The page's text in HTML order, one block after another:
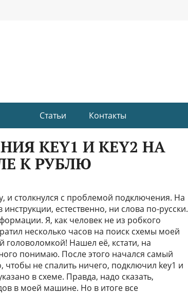
Статьи Контакты
KEY1 И KEY2 НА
К РУБЛЮ
и столкнулся с проблемой подключения. На
естественно, ни слова по-русски.
Я, как человек не из робкого
несколько часов на поиск схемы моей
головоломкой! Нашел её, кстати, на
понимаю. После этого начался самый
чтобы не спалить ничего, подключил key1 и
в схеме. Правда, надо сказать,
в моей машине. Но в итоге все